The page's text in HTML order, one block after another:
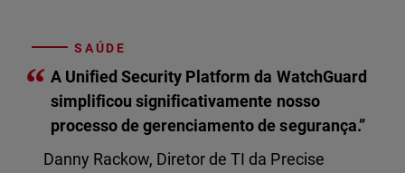
SAÚDE
“ A Unified Security Platform da WatchGuard
simplificou significativamente nosso
processo de gerenciamento de segurança.”
Danny Rackow, Diretor de TI da Precise